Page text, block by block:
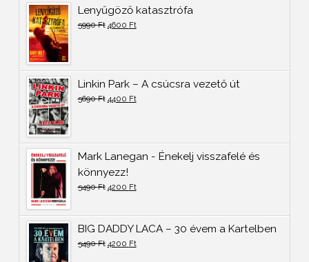
Lenyűgöző katasztrófa
5990Ft 4600 Ft
Linkin Park – A csúcsra vezető út
5690Ft 4400 Ft
Mark Lanegan - Énekelj visszafelé és
könnyezz!
5490Ft 4200 Ft
BIG DADDY LACA – 30 évem a Kartelben
5490Ft 4200 Ft